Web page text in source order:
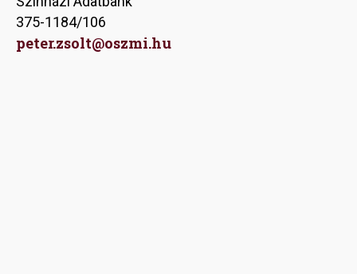
375-1184/106
peter.zsolt@oszmi.hu